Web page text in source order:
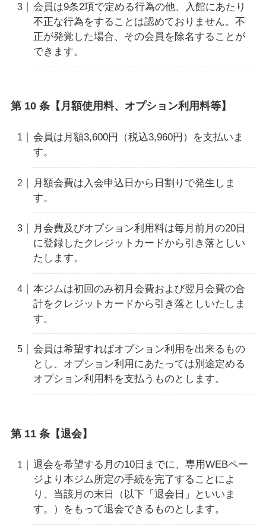
会員は9条2項で定める行為の他、入館にあたり
不正な行為をすることは認めておりません。不
正が発覚した場合、その会員を除名することが
できます。
第 10 条【月額使用料、オプション利用料等】
会員は月額3,600円（税込3,960円）を支払いま
す。
月額会費は入会申込日から日割りで発生しま
す。
月会費及びオプション利用料は毎月前月の20日
に登録したクレジットカードから引き落としい
たします。
本ジムは初回のみ初月会費および翌月会費の合
計をクレジットカードから引き落としいたしま
す。
会員は希望すればオプション利用を出来るもの
とし、オプション利用にあたっては別途定める
オプション利用料を支払うものとします。
第 11 条【退会】
退会を希望する月の10日までに、専用WEBペー
ジより本ジム所定の手続を完了することによ
り、当該月の末日（以下「退会日」といいま
す。）をもって退会できるものとします。